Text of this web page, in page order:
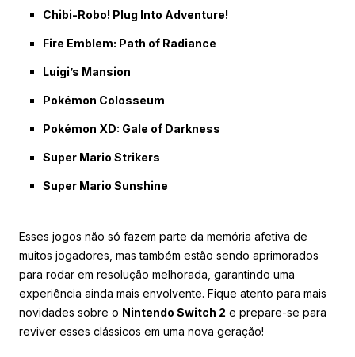
Chibi-Robo! Plug Into Adventure!
Fire Emblem: Path of Radiance
Luigi’s Mansion
Pokémon Colosseum
Pokémon XD: Gale of Darkness
Super Mario Strikers
Super Mario Sunshine
Esses jogos não só fazem parte da memória afetiva de
muitos jogadores, mas também estão sendo aprimorados
para rodar em resolução melhorada, garantindo uma
experiência ainda mais envolvente. Fique atento para mais
novidades sobre o Nintendo Switch 2 e prepare-se para
reviver esses clássicos em uma nova geração!